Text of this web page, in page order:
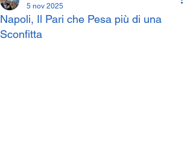
Napoli, Il Pari che Pesa più di una
Sconfitta
5 nov 2025